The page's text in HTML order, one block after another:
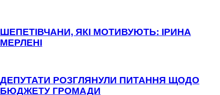
ШЕПЕТІВЧАНИ, ЯКІ МОТИВУЮТЬ: ІРИНА
МЕРЛЕНІ
ДЕПУТАТИ РОЗГЛЯНУЛИ ПИТАННЯ ЩОДО
БЮДЖЕТУ ГРОМАДИ